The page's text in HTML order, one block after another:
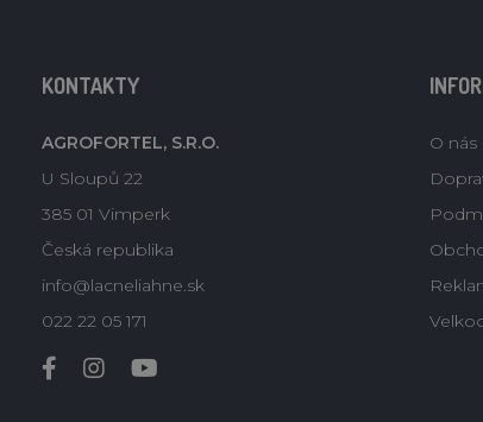
KONTAKTY
AGROFORTEL, S.R.O.
U Sloupů 22
385 01 Vimperk
Česká republika
info@lacneliahne.sk
022 22 05 171
O nás